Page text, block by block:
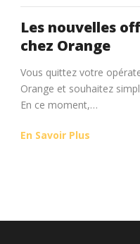
Les nouvelles
chez Orange
Vous quittez votre
Orange et souhaitez
En ce moment,…
En Savoir Plus